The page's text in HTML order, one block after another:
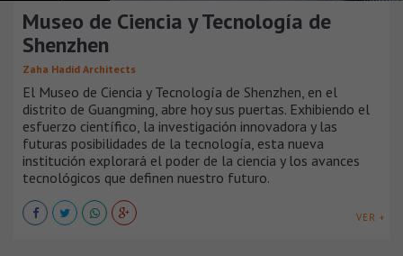
Museo de Ciencia y Tecnología de
Shenzhen
Zaha Hadid Architects
El Museo de Ciencia y Tecnología de Shenzhen, en el
distrito de Guangming, abre hoy sus puertas. Exhibiendo el
esfuerzo científico, la investigación innovadora y las
futuras posibilidades de la tecnología, esta nueva
institución explorará el poder de la ciencia y los avances
tecnológicos que definen nuestro futuro.
VER +